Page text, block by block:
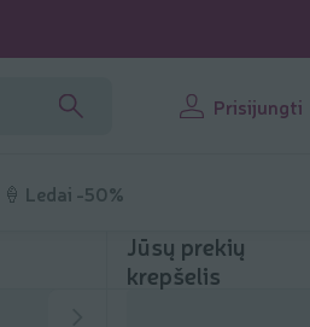
Prisijungti
🍦 Ledai -50%
Jūsų prekių
krepšelis